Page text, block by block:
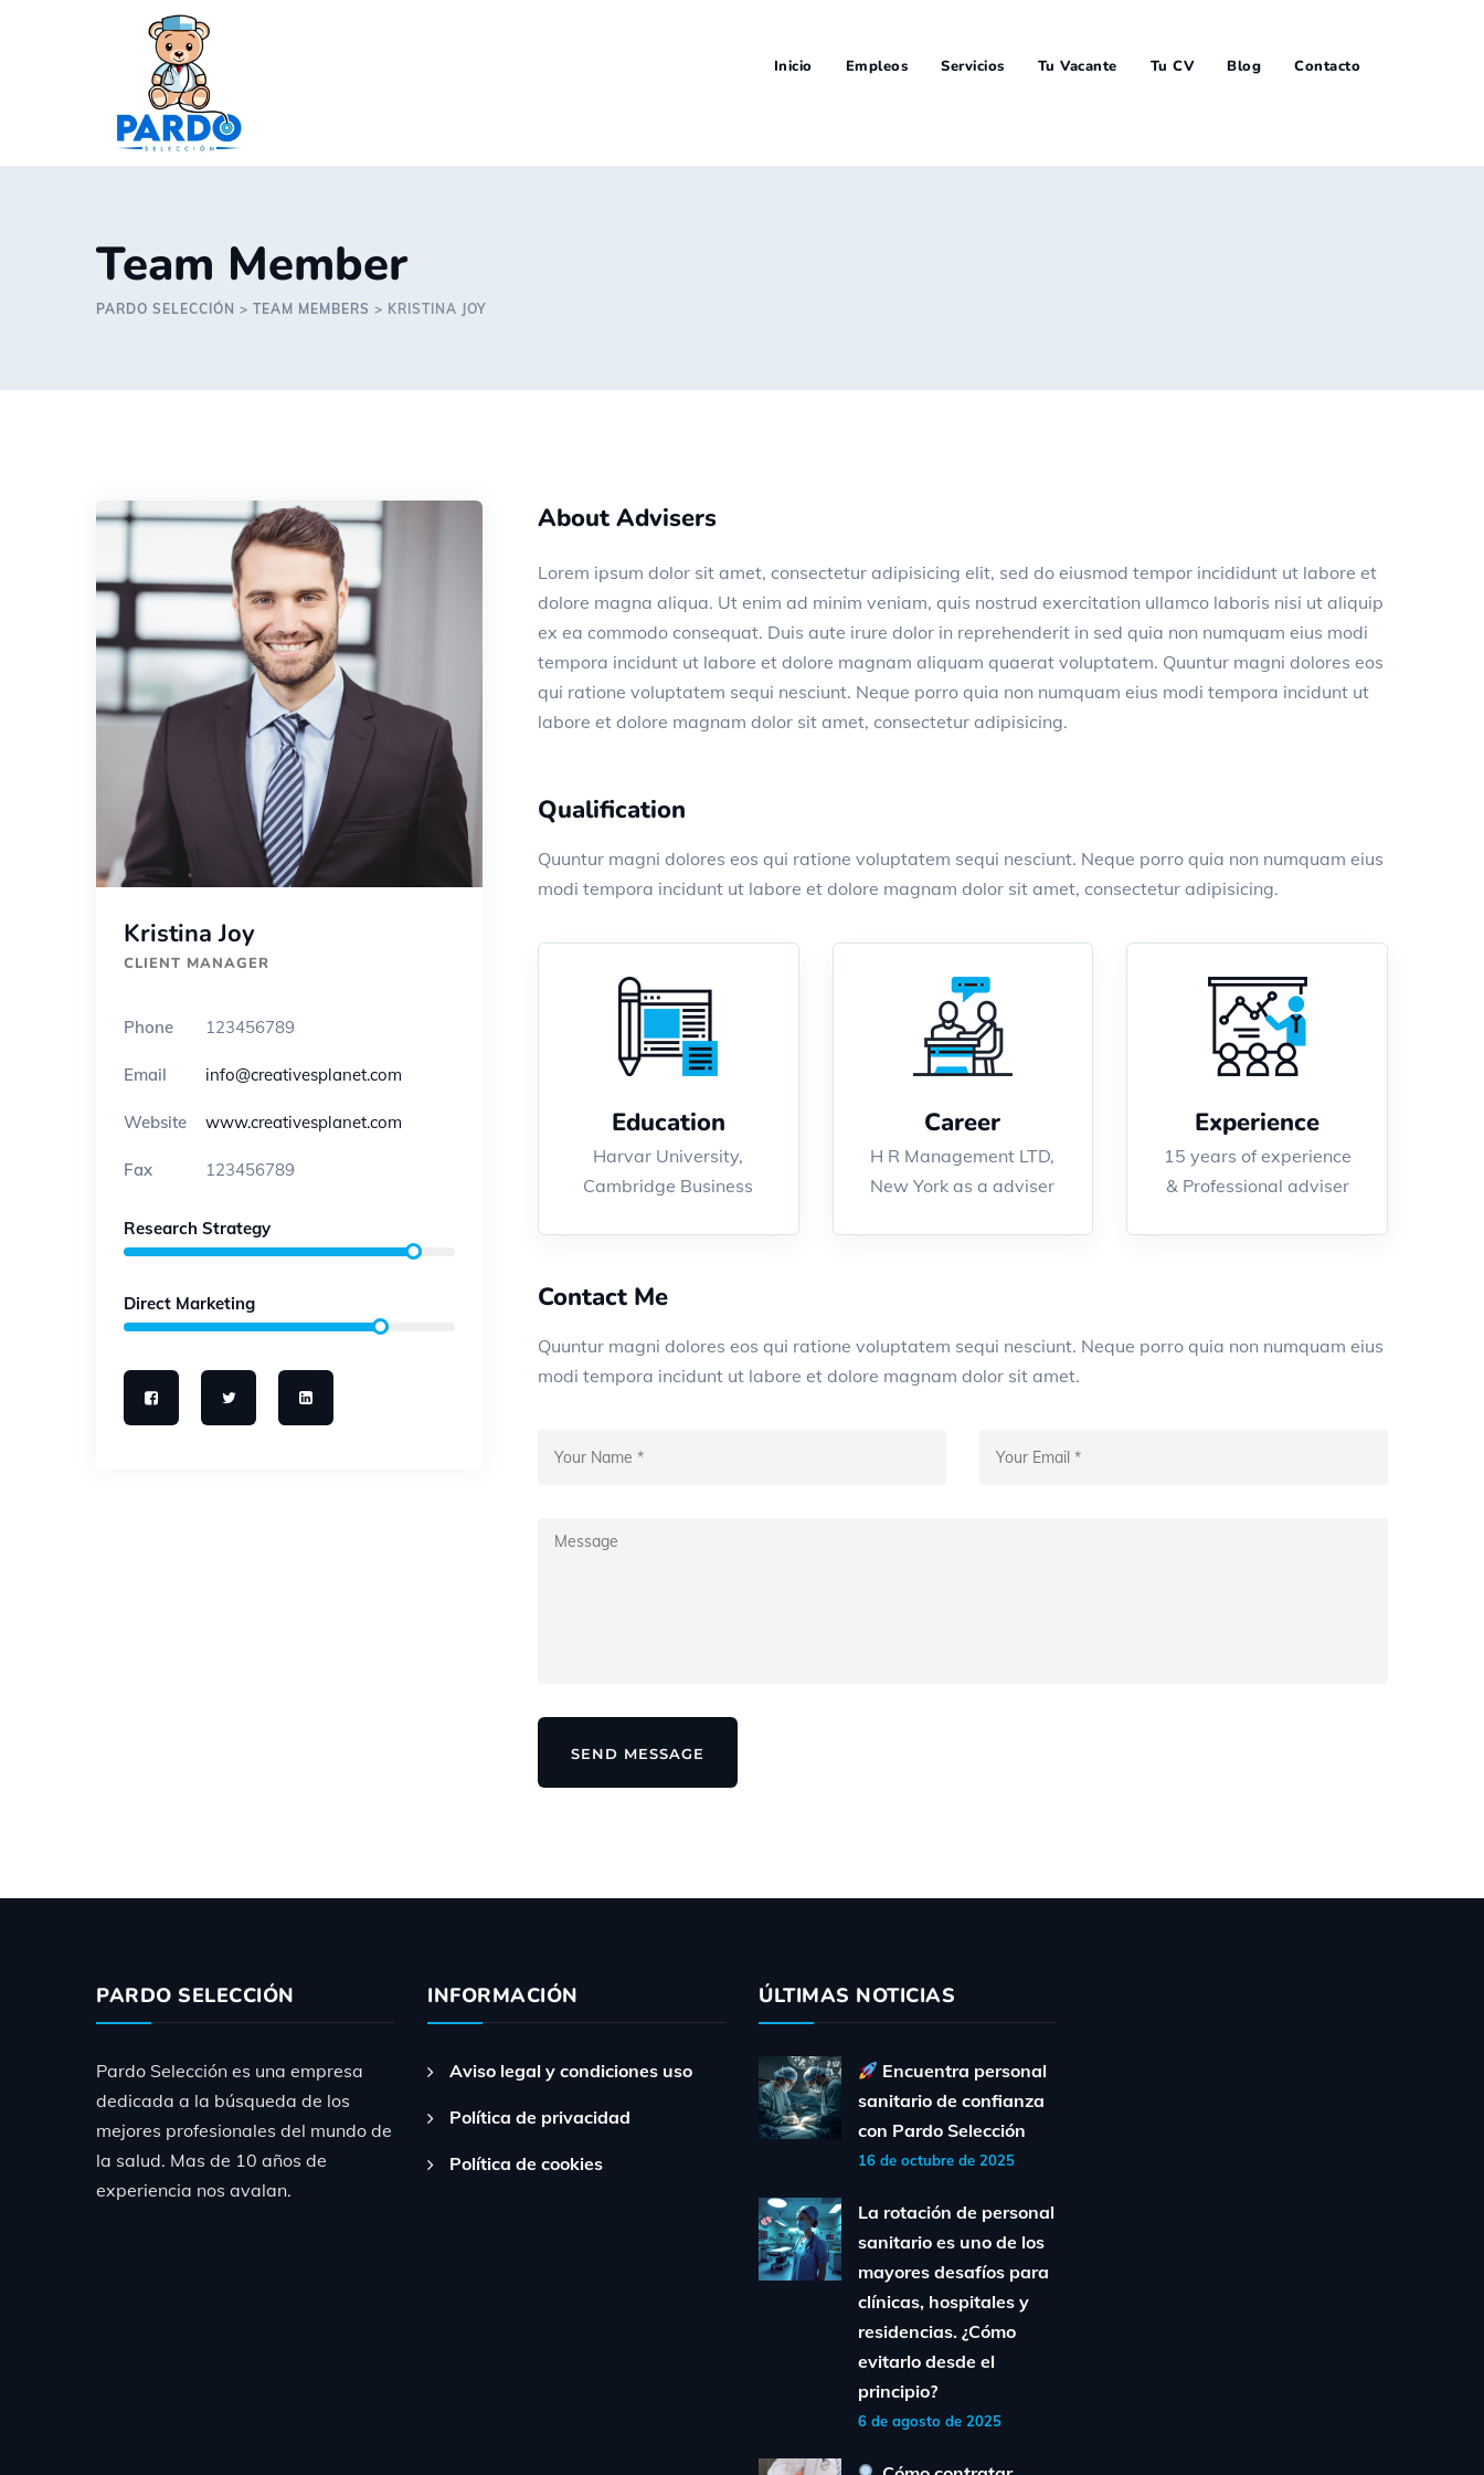
Inicio Empleos Servicios Tu Vacante Tu CV Blog Contacto
Team Member
PARDO SELECCIÓN > TEAM MEMBERS > KRISTINA JOY
Kristina Joy
CLIENT MANAGER
Phone 123456789
Email info@creativesplanet.com
Website www.creativesplanet.com
Fax 123456789
Research Strategy
Direct Marketing
About Advisers
Lorem ipsum dolor sit amet, consectetur adipisicing elit, sed do eiusmod tempor incididunt ut labore et
dolore magna aliqua. Ut enim ad minim veniam, quis nostrud exercitation ullamco laboris nisi ut aliquip
ex ea commodo consequat. Duis aute irure dolor in reprehenderit in sed quia non numquam eius modi
tempora incidunt ut labore et dolore magnam aliquam quaerat voluptatem. Quuntur magni dolores eos
qui ratione voluptatem sequi nesciunt. Neque porro quia non numquam eius modi tempora incidunt ut
labore et dolore magnam dolor sit amet, consectetur adipisicing.
Qualification
Quuntur magni dolores eos qui ratione voluptatem sequi nesciunt. Neque porro quia non numquam eius
modi tempora incidunt ut labore et dolore magnam dolor sit amet, consectetur adipisicing.
Education
Harvar University,
Cambridge Business
Career
H R Management LTD,
New York as a adviser
Experience
15 years of experience
& Professional adviser
Contact Me
Quuntur magni dolores eos qui ratione voluptatem sequi nesciunt. Neque porro quia non numquam eius
modi tempora incidunt ut labore et dolore magnam dolor sit amet.
SEND MESSAGE
PARDO SELECCIÓN
Pardo Selección es una empresa
dedicada a la búsqueda de los
mejores profesionales del mundo de
la salud. Mas de 10 años de
experiencia nos avalan.
INFORMACIÓN
Aviso legal y condiciones uso
Política de privacidad
Política de cookies
ÚLTIMAS NOTICIAS
Encuentra personal
sanitario de confianza
con Pardo Selección
16 de octubre de 2025
La rotación de personal
sanitario es uno de los
mayores desafíos para
clínicas, hospitales y
residencias. ¿Cómo
evitarlo desde el
principio?
6 de agosto de 2025